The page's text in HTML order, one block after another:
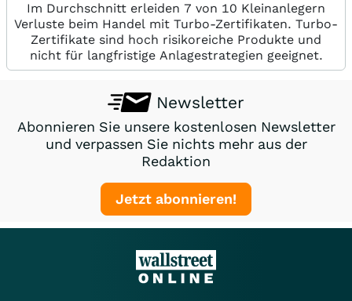
Im Durchschnitt erleiden 7 von 10 Kleinanlegern
Verluste beim Handel mit Turbo-Zertifikaten. Turbo-
Zertifikate sind hoch risikoreiche Produkte und
nicht für langfristige Anlagestrategien geeignet.
Newsletter
Abonnieren Sie unsere kostenlosen Newsletter
und verpassen Sie nichts mehr aus der
Redaktion
Jetzt abonnieren!